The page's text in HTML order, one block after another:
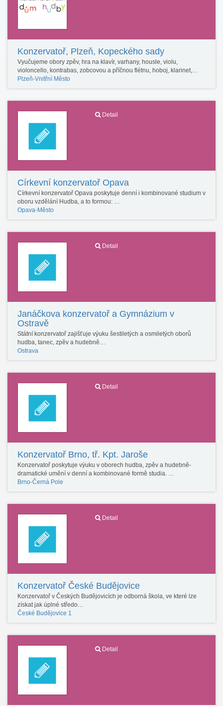
Konzervatoř, Plzeň, Kopeckého sady
Vyučujeme obory zpěv, hra na klavír, varhany, housle, violu,
violoncello, kontrabas, zobcovou a příčnou flétnu, hoboj, klarinet,…
Plzeň-Vnitřní Město
Detail
Církevní konzervatoř Opava
Církevní konzervatoř Opava poskytuje denní i kombinované studium v
oboru vzdělání Hudba, a to formou: …
Opava-Město
Detail
Janáčkova konzervatoř a Gymnázium v
Ostravě
Státní konzervatoř zajišťuje výuku šestiletých a osmiletých oborů
hudba, tanec, zpěv a hudebně…
Ostrava
Detail
Konzervatoř Brno, tř. Kpt. Jaroše
Konzervatoř poskytuje výuku v oborech hudba, zpěv a hudebně-
dramatické umění v denní a kombinované formě studia. …
Brno-Černá Pole
Detail
Konzervatoř České Budějovice
Konzervatoř v Českých Budějovicích je odborná škola, ve které lze
získat jak úplné středo…
České Budějovice 1
Detail